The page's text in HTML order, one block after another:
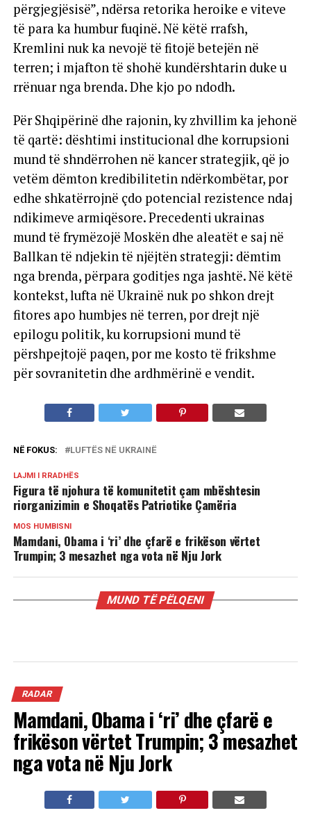
përgjegjësisë”, ndërsa retorika heroike e viteve
të para ka humbur fuqinë. Në këtë rrafsh,
Kremlini nuk ka nevojë të fitojë betejën në
terren; i mjafton të shohë kundërshtarin duke u
rrënuar nga brenda. Dhe kjo po ndodh.
Për Shqipërinë dhe rajonin, ky zhvillim ka jehonë
të qartë: dështimi institucional dhe korrupsioni
mund të shndërrohen në kancer strategjik, që jo
vetëm dëmton kredibilitetin ndërkombëtar, por
edhe shkatërrojnë çdo potencial rezistence ndaj
ndikimeve armiqësore. Precedenti ukrainas
mund të frymëzojë Moskën dhe aleatët e saj në
Ballkan të ndjekin të njëjtën strategji: dëmtim
nga brenda, përpara goditjes nga jashtë. Në këtë
kontekst, lufta në Ukrainë nuk po shkon drejt
fitores apo humbjes në terren, por drejt një
epilogu politik, ku korrupsioni mund të
përshpejtojë paqen, por me kosto të frikshme
për sovranitetin dhe ardhmërinë e vendit.
NË FOKUS: LUFTËS NË UKRAINË
LAJMI I RRADHËS
Figura të njohura të komunitetit çam mbështesin
riorganizimin e Shoqatës Patriotike Çamëria
MOS HUMBISNI
Mamdani, Obama i ‘ri’ dhe çfarë e frikëson vërtet
Trumpin; 3 mesazhet nga vota në Nju Jork
MUND TË PËLQENI
RADAR
Mamdani, Obama i ‘ri’ dhe çfarë e
frikëson vërtet Trumpin; 3 mesazhet
nga vota në Nju Jork